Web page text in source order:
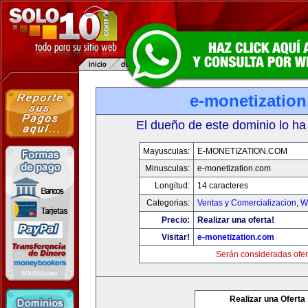
e-
El dueño de este dominio lo
Mayusculas:
E-MONETIZATION.COM
Minusculas:
e-monetization.com
Longitud:
14 caracteres
Categorias:
Ventas y Comercializacion,
Precio:
Realizar una oferta!
Visitar!
e-monetization.com
Serán consideradas
Realizar una Oferta